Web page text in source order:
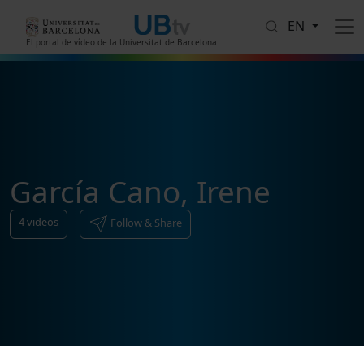
El portal de vídeo de la Universitat de Barcelona
EN
García Cano, Irene
4videos Follow & Share